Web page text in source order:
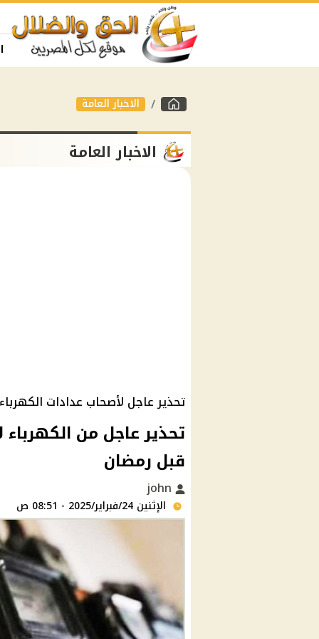
الاخبار العامة
الاخبار العامة
تحذير عاجل لأصحاب عدادات
تحذير عاجل من
قبل رمضان
الإثنين 24/فبراير/2025 - 08:51 ص